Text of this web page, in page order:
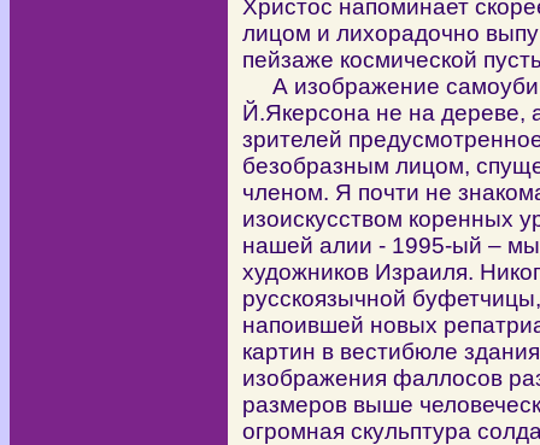
Христос напоминает
лицом и лихорадочно
пейзаже космической
А изображение
Й.Якерсона не на дереве,
зрителей
безобразным лицом,
членом. Я почти не
изоискусством коренных
нашей алии - 1995-ый –
художников Израиля.
русскоязычной
напоившей новых
картин в вестибюле
изображения фаллосов
размеров выше
огромная скульптура